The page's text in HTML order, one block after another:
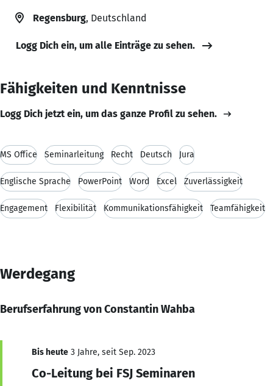
Regensburg, Deutschland
Logg Dich ein, um alle Einträge zu sehen.
Fähigkeiten und Kenntnisse
Logg Dich jetzt ein, um das ganze Profil zu sehen.
MS Office Seminarleitung Recht Deutsch Jura
Englische Sprache PowerPoint Word Excel Zuverlässigkeit
Engagement Flexibilität Kommunikationsfähigkeit Teamfähigkeit
Werdegang
Berufserfahrung von Constantin Wahba
Bis heute 3 Jahre, seit Sep. 2023
Co-Leitung bei FSJ Seminaren